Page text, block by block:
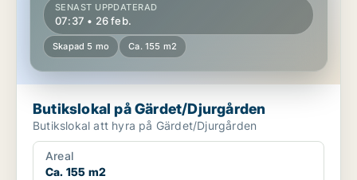
SENAST UPPDATERAD
07:37 • 26 feb.
Skapad 5 mo Ca. 155 m2
Butikslokal på Gärdet/Djurgården
Butikslokal att hyra på Gärdet/Djurgården
Areal
Ca. 155 m2